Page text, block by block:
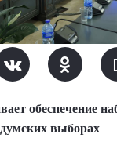
обеспечение
выборах